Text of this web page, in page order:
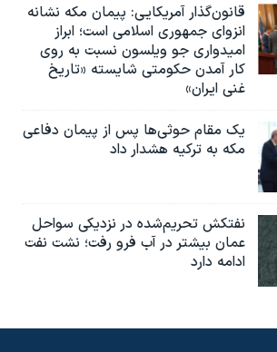
قانون‌گذار آمریکایی: پیمان مکه نشانه
انزوای جمهوری اسلامی است؛ ابراز
امیدواری جو ویلسون نسبت به روی
کار آمدن حکومتی شایسته «تاریخ
غنی ایران»
یک مقام حوثی‌ها پس از پیمان دفاعی
مکه به ترکیه هشدار داد
نفتکش تحریم‌شده در نزدیکی سواحل
عمان بیشتر در آب فرو رفت؛ نشت نفت
ادامه دارد